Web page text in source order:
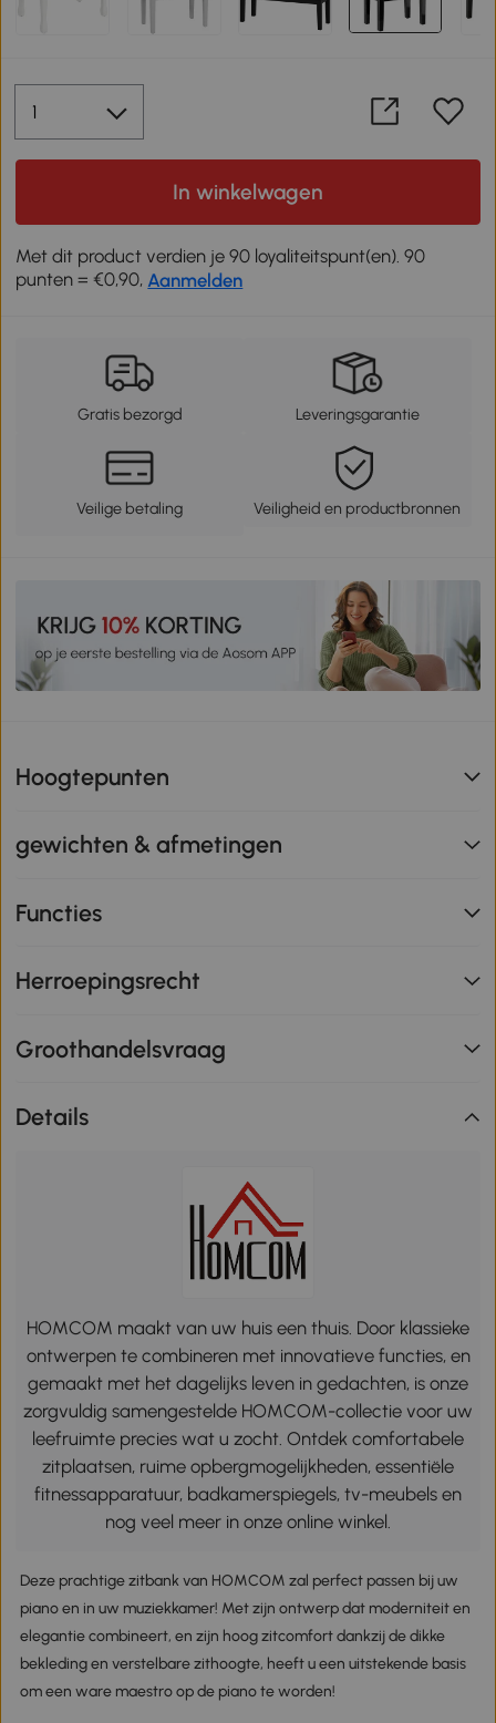
In winkelwagen
Met dit product verdien je 90 loyaliteitspunt(en). 90
punten = €0,90, Aanmelden
Gratis bezorgd Leveringsgarantie
Veilige betaling Veiligheid en productbronnen
Hoogtepunten
gewichten & afmetingen
Functies
Herroepingsrecht
Groothandelsvraag
Details
HOMCOM maakt van uw huis een thuis. Door klassieke
ontwerpen te combineren met innovatieve functies, en
gemaakt met het dagelijks leven in gedachten, is onze
zorgvuldig samengestelde HOMCOM-collectie voor uw
leefruimte precies wat u zocht. Ontdek comfortabele
zitplaatsen, ruime opbergmogelijkheden, essentiële
fitnessapparatuur, badkamerspiegels, tv-meubels en
nog veel meer in onze online winkel.
Deze prachtige zitbank van HOMCOM zal perfect passen bij uw
piano en in uw muziekkamer! Met zijn ontwerp dat moderniteit en
elegantie combineert, en zijn hoog zitcomfort dankzij de dikke
bekleding en verstelbare zithoogte, heeft u een uitstekende basis
om een ware maestro op de piano te worden!